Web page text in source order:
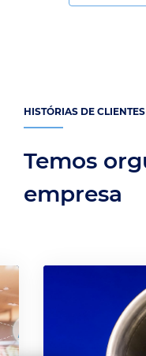
HISTÓRIAS DE CLIENTES
Temos
empresa